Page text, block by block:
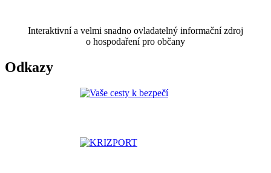
Interaktivní a velmi snadno ovladatelný informační zdroj
o hospodaření pro občany
Odkazy